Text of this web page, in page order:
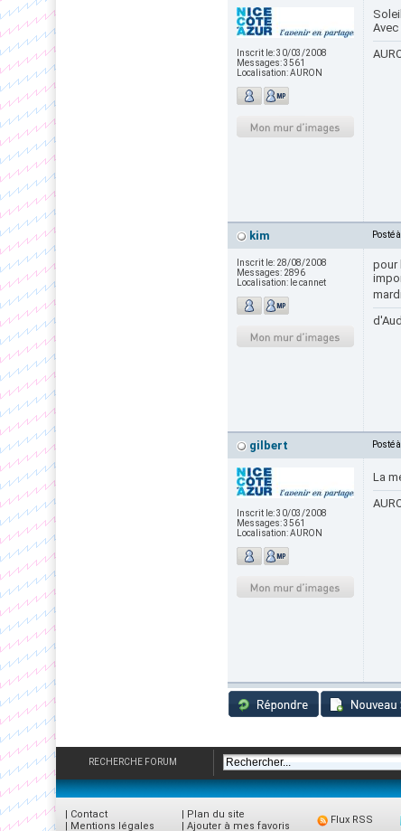
Inscrit le:30/03/2008
Messages:3561
Localisation:AURON
kim Posté
Inscrit le: 28/08/2008
Messages: 2896
Localisation: le cannet
pour
gilbert Posté
Inscrit le:30/03/2008
Messages:3561
Localisation:AURON
La
RECHERCHE FORUM
| Contact
| Mentions légales
| Plan du site
| Ajouter à mes favoris
Flux RSS